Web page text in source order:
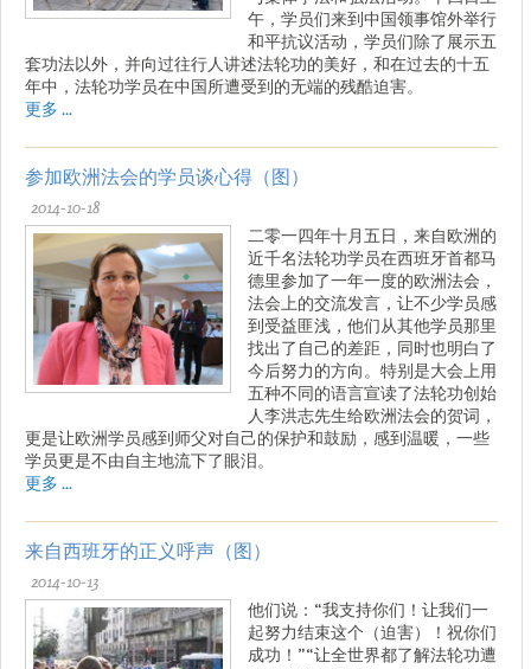
午，学员们来到中国领事馆外举行
和平抗议活动，学员们除了展示五
套功法以外，并向过往行人讲述法轮功的美好，和在过去的十五
年中，法轮功学员在中国所遭受到的无端的残酷迫害。
更多 ...
参加欧洲法会的学员谈心得（图）
2014-10-18
二零一四年十月五日，来自欧洲的
近千名法轮功学员在西班牙首都马
德里参加了一年一度的欧洲法会，
法会上的交流发言，让不少学员感
到受益匪浅，他们从其他学员那里
找出了自己的差距，同时也明白了
今后努力的方向。特别是大会上用
五种不同的语言宣读了法轮功创始
人李洪志先生给欧洲法会的贺词，
更是让欧洲学员感到师父对自己的保护和鼓励，感到温暖，一些
学员更是不由自主地流下了眼泪。
更多 ...
来自西班牙的正义呼声（图）
2014-10-13
他们说：“我支持你们！让我们一
起努力结束这个（迫害）！祝你们
成功！”“让全世界都了解法轮功遭